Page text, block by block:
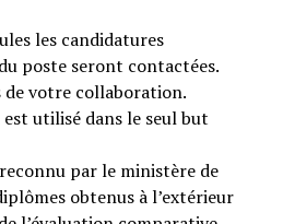
les candidatures
poste seront contactées.
de votre collaboration.
utilisé dans le seul but
par le ministère de
obtenus à l’extérieur